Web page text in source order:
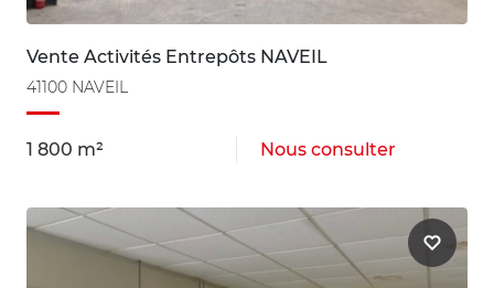
Vente Activités Entrepôts NAVEIL
41100 NAVEIL
1 800 m² Nous consulter